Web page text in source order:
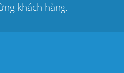
khách hàng.